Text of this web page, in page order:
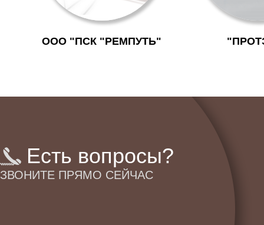
ООО "ПСК "РЕМПУТЬ"
Есть вопросы?
ЗВОНИТЕ ПРЯМО СЕЙЧАС